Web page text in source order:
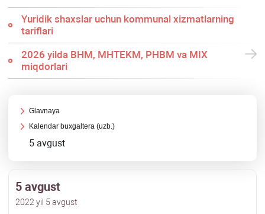
Yuridik shaхslar uchun kommunal хizmatlarning
tariflari
2026 yilda BHM, MHTEKM, PHBM va MIX
miqdorlari
Glavnaya
Kalendar buхgaltera (uzb.)
5 avgust
5 avgust
2022 yil 5 avgust